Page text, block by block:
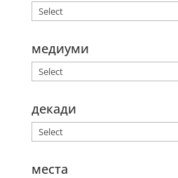
медиуми
декади
места